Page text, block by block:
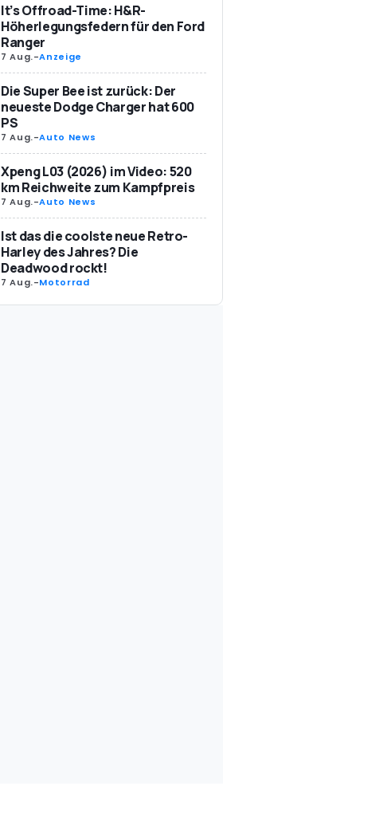
It’s Offroad-Time: H&R-
Höherlegungsfedern für den Ford
Ranger
7 Aug.-Anzeige
Die Super Bee ist zurück: Der
neueste Dodge Charger hat 600
PS
7 Aug.-Auto News
Xpeng L03 (2026) im Video: 520
km Reichweite zum Kampfpreis
7 Aug.-Auto News
Ist das die coolste neue Retro-
Harley des Jahres? Die
Deadwood rockt!
7 Aug.-Motorrad